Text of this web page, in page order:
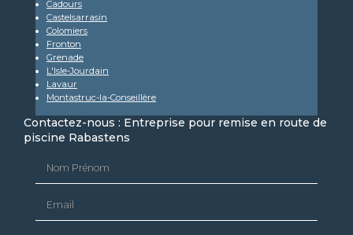
Cadours
Castelsarrasin
Colomiers
Fronton
Grenade
L'Isle-Jourdain
Lavaur
Montastruc-la-Conseillère
Contactez-nous : Entreprise pour remise en route de
piscine Rabastens